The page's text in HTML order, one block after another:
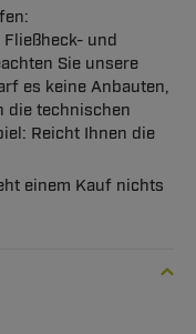
und
Sie unsere
es keine Anbauten,
die technischen
Reicht Ihnen die
einem Kauf nichts